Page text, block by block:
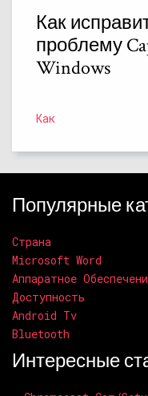
Как
проблему
Windows
Как
Популярные
Страна
Microsoft Word
Аппаратное
Доступность
Android Tv
Bluetooth
Интересные